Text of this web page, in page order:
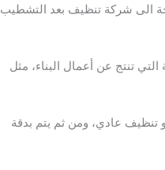
الى شركة تنظيف بعد التشطيب
تنتج عن أعمال البناء، مثل
تنظيف عادي، ومن ثم يتم بدقة